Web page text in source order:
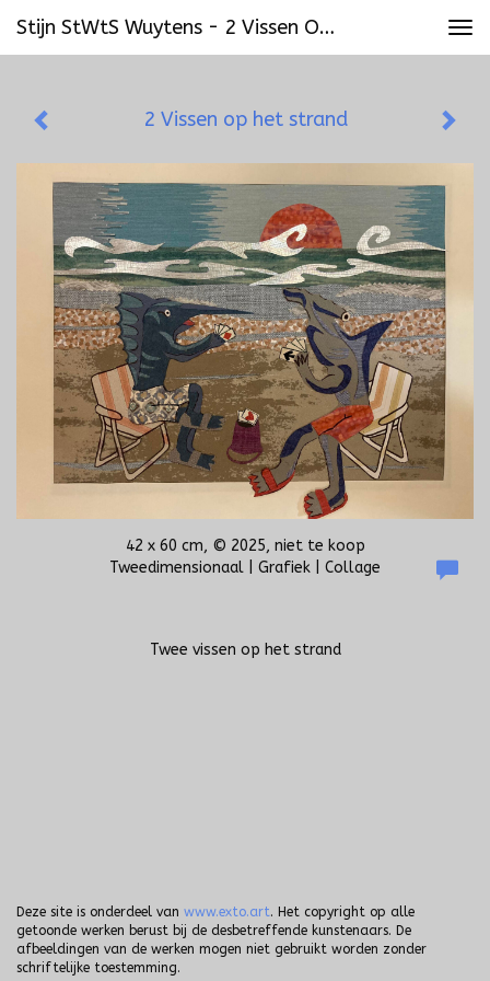
Stijn StWtS Wuytens - 2 Vissen Op Het Strand
2 Vissen op het strand
42 x 60 cm, © 2025, niet te koop
Tweedimensionaal | Grafiek | Collage
Twee vissen op het strand
Deze site is onderdeel van www.exto.art. Het copyright op alle
getoonde werken berust bij de desbetreffende kunstenaars. De
afbeeldingen van de werken mogen niet gebruikt worden zonder
schriftelijke toestemming.